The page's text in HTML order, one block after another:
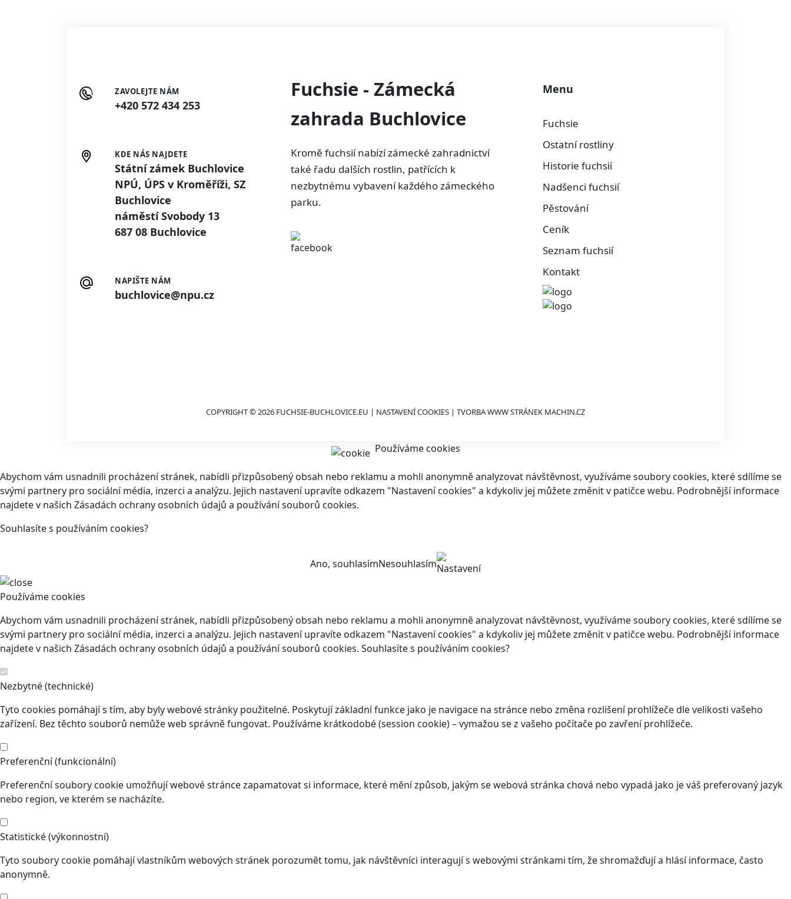
ZAVOLEJTE NÁM
+420 572 434 253
KDE NÁS NAJDETE
Státní zámek Buchlovice
NPÚ, ÚPS v Kroměříži, SZ
Buchlovice
náměstí Svobody 13
687 08 Buchlovice
NAPIŠTE NÁM
buchlovice@npu.cz
Fuchsie - Zámecká
zahrada Buchlovice
Kromě fuchsií nabízí zámecké zahradnictví
také řadu dalších rostlin, patřících k
nezbytnému vybavení každého zámeckého
parku.
Menu
Fuchsie
Ostatní rostliny
Historie fuchsií
Nadšenci fuchsií
Pěstování
Ceník
Seznam fuchsií
Kontakt
COPYRIGHT © 2026 FUCHSIE-BUCHLOVICE.EU | NASTAVENÍ COOKIES | TVORBA WWW STRÁNEK MACHIN.CZ
Používáme cookies
Abychom vám usnadnili procházení stránek, nabídli přizpůsobený obsah nebo reklamu a mohli anonymně analyzovat návštěvnost, využíváme soubory cookies, které sdílíme se
svými partnery pro sociální média, inzerci a analýzu. Jejich nastavení upravíte odkazem "Nastavení cookies" a kdykoliv jej můžete změnit v patičce webu. Podrobnější informace
najdete v našich Zásadách ochrany osobních údajů a používání souborů cookies.
Souhlasíte s používáním cookies?
Ano, souhlasímNesouhlasímNastavení
Používáme cookies
Abychom vám usnadnili procházení stránek, nabídli přizpůsobený obsah nebo reklamu a mohli anonymně analyzovat návštěvnost, využíváme soubory cookies, které sdílíme se
svými partnery pro sociální média, inzerci a analýzu. Jejich nastavení upravíte odkazem "Nastavení cookies" a kdykoliv jej můžete změnit v patičce webu. Podrobnější informace
najdete v našich Zásadách ochrany osobních údajů a používání souborů cookies. Souhlasíte s používáním cookies?
Nezbytné (technické)
Tyto cookies pomáhají s tím, aby byly webové stránky použitelné. Poskytují základní funkce jako je navigace na stránce nebo změna rozlišení prohlížeče dle velikosti vašeho
zařízení. Bez těchto souborů nemůže web správně fungovat. Používáme krátkodobé (session cookie) – vymažou se z vašeho počítače po zavření prohlížeče.
Preferenční (funkcionální)
Preferenční soubory cookie umožňují webové stránce zapamatovat si informace, které mění způsob, jakým se webová stránka chová nebo vypadá jako je váš preferovaný jazyk
nebo region, ve kterém se nacházíte.
Statistické (výkonnostní)
Tyto soubory cookie pomáhají vlastníkům webových stránek porozumět tomu, jak návštěvníci interagují s webovými stránkami tím, že shromažďují a hlásí informace, často
anonymně.